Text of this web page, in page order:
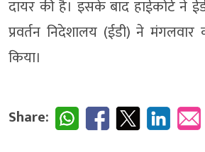
दायर की है। इसके बाद हाईकोर्ट ने
प्रवर्तन निदेशालय (ईडी) ने
किया।
Share: